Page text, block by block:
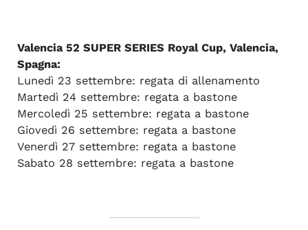
Valencia 52 SUPER SERIES Royal Cup, Valencia,
Spagna:
Lunedì 23 settembre: regata di allenamento
Martedì 24 settembre: regata a bastone
Mercoledì 25 settembre: regata a bastone
Giovedì 26 settembre: regata a bastone
Venerdì 27 settembre: regata a bastone
Sabato 28 settembre: regata a bastone